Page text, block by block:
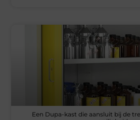
Een Dupa-kast die aansluit bij de